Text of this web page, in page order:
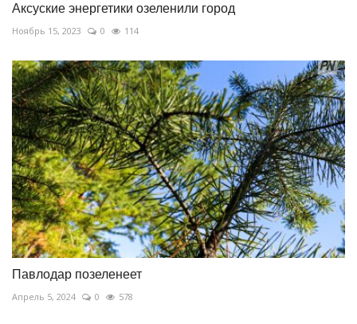
Аксуские энергетики озеленили город
Ноябрь 15, 2023 0 114
Павлодар позеленеет
Апрель 5, 2024 0 578